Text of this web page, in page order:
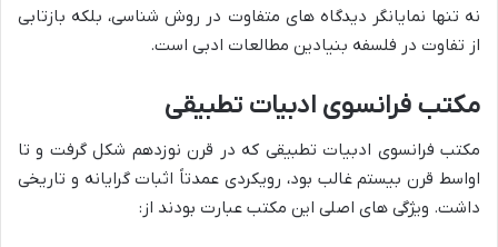
نه تنها نمایانگر دیدگاه های متفاوت در روش شناسی، بلکه بازتابی
از تفاوت در فلسفه بنیادین مطالعات ادبی است.
مکتب فرانسوی ادبیات تطبیقی
مکتب فرانسوی ادبیات تطبیقی که در قرن نوزدهم شکل گرفت و تا
اواسط قرن بیستم غالب بود، رویکردی عمدتاً اثبات گرایانه و تاریخی
داشت. ویژگی های اصلی این مکتب عبارت بودند از: